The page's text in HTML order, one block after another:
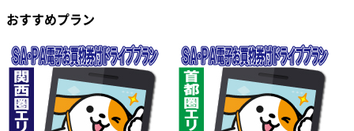
おすすめプラン